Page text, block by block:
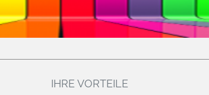
IHRE VORTEILE